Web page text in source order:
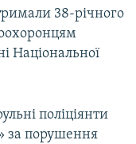
38-річного
Національної
поліціянти
за порушення